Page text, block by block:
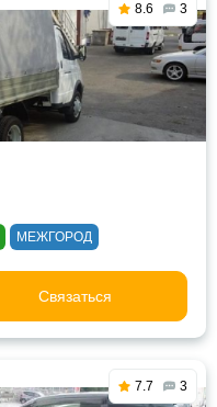
8.6 3
МЕЖГОРОД
Связаться
7.7 3